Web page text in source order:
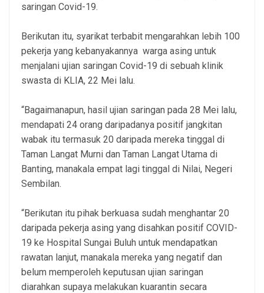
saringan Covid-19.
Berikutan itu, syarikat terbabit mengarahkan lebih 100
pekerja yang kebanyakannya warga asing untuk
menjalani ujian saringan Covid-19 di sebuah klinik
swasta di KLIA, 22 Mei lalu.
“Bagaimanapun, hasil ujian saringan pada 28 Mei lalu,
mendapati 24 orang daripadanya positif jangkitan
wabak itu termasuk 20 daripada mereka tinggal di
Taman Langat Murni dan Taman Langat Utama di
Banting, manakala empat lagi tinggal di Nilai, Negeri
Sembilan.
“Berikutan itu pihak berkuasa sudah menghantar 20
daripada pekerja asing yang disahkan positif COVID-
19 ke Hospital Sungai Buluh untuk mendapatkan
rawatan lanjut, manakala mereka yang negatif dan
belum memperoleh keputusan ujian saringan
diarahkan supaya melakukan kuarantin secara